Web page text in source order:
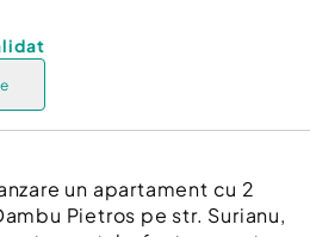
un apartament cu 2
Pietros pe str. Surianu,